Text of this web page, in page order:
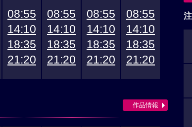
08:55
14:10
18:35
21:20
08:55
14:10
18:35
21:20
08:55
14:10
18:35
21:20
08:55
14:10
18:35
21:20
作品情報